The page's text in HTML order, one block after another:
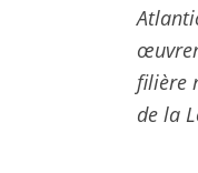
filière
de la